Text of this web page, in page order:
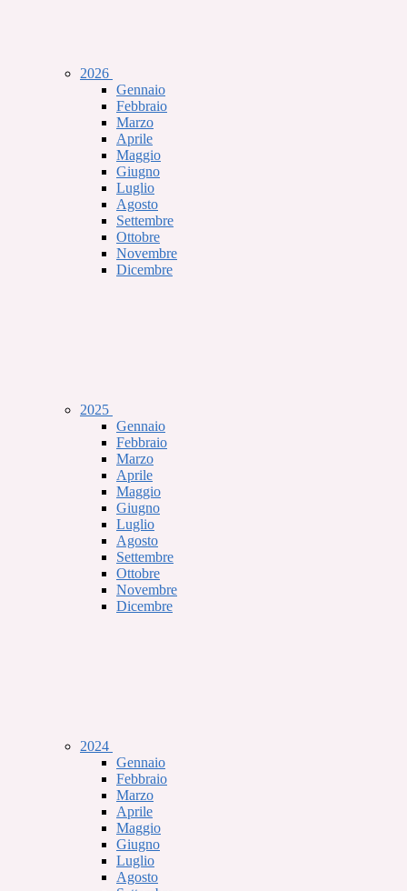
2026
Gennaio
Febbraio
Marzo
Aprile
Maggio
Giugno
Luglio
Agosto
Settembre
Ottobre
Novembre
Dicembre
2025
Gennaio
Febbraio
Marzo
Aprile
Maggio
Giugno
Luglio
Agosto
Settembre
Ottobre
Novembre
Dicembre
2024
Gennaio
Febbraio
Marzo
Aprile
Maggio
Giugno
Luglio
Agosto